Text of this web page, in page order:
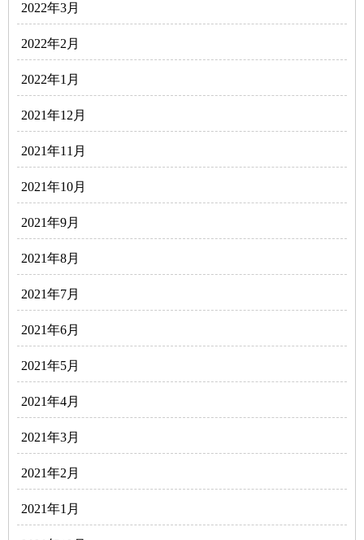
2022年3月
2022年2月
2022年1月
2021年12月
2021年11月
2021年10月
2021年9月
2021年8月
2021年7月
2021年6月
2021年5月
2021年4月
2021年3月
2021年2月
2021年1月